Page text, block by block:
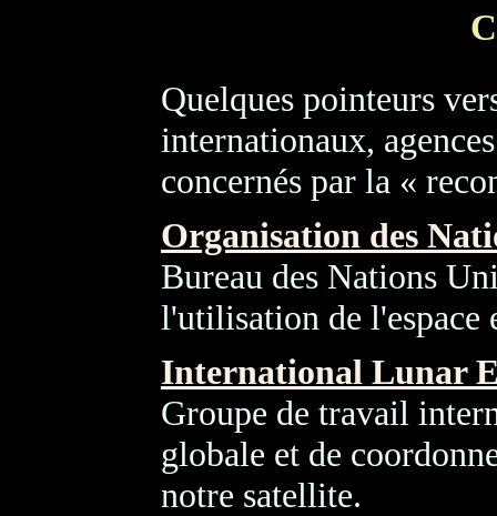
Quelques pointeurs
internationaux,
concernés par la «
Organisation des
Bureau des Nations
l'utilisation de l'espace
International Lunar
Groupe de travail
globale et de
notre satellite.